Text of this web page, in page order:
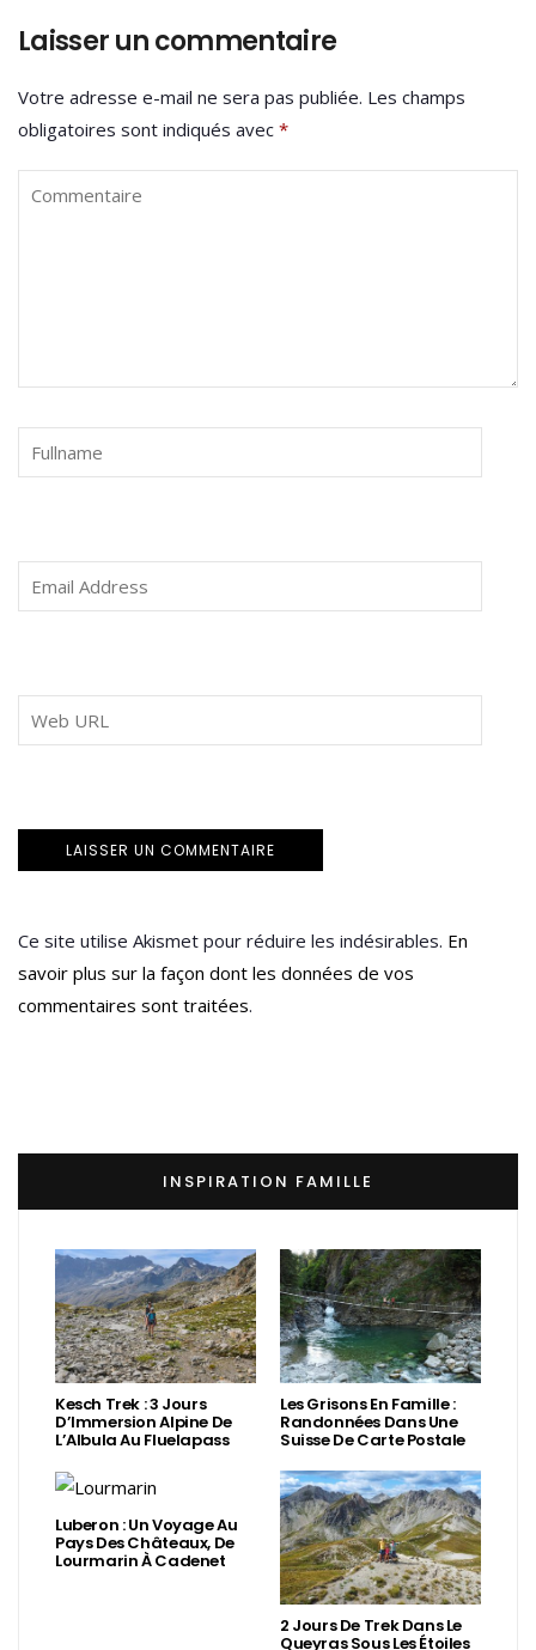
Laisser un commentaire
Votre adresse e-mail ne sera pas publiée. Les champs
obligatoires sont indiqués avec *
Ce site utilise Akismet pour réduire les indésirables. En
savoir plus sur la façon dont les données de vos
commentaires sont traitées.
INSPIRATION FAMILLE
Kesch Trek : 3 Jours
D’Immersion Alpine De
L’Albula Au Fluelapass
Les Grisons En Famille :
Randonnées Dans Une
Suisse De Carte Postale
Luberon : Un Voyage Au
Pays Des Châteaux, De
Lourmarin À Cadenet
2 Jours De Trek Dans Le
Queyras Sous Les Étoiles